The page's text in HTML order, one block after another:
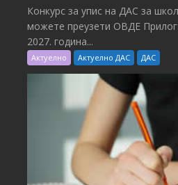
Конкурс за упис на ДАС за
можете преузети ОВДЕ
2027. година...
Актуелно Актуелно ДАС ДАС